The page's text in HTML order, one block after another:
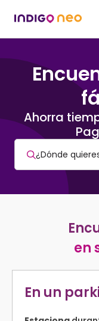
Ahorra
en
En un